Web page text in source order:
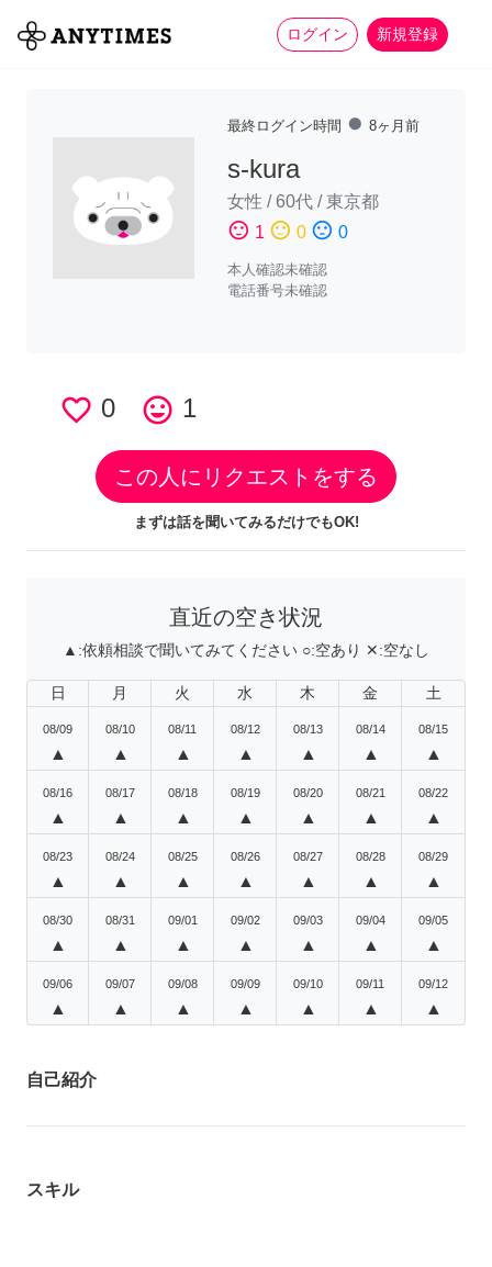
ログイン 新規登録
全て 家事 more_horiz
最終ログイン時間 fiber_manual_record 8ヶ月前
s-kura
女性 /60代 /東京都
sentiment_satisfied 1 sentiment_neutral 0 sentiment_dissatisfied 0
本人確認未確認
電話番号未確認
favorite_border 0 tag_faces 1
この人にリクエストをする
まずは話を聞いてみるだけでもOK!
直近の空き状況
▲:依頼相談で聞いてみてください ○:空あり ✕:空なし
日 月 火 水 木 金 土
08/09
▲
08/10
▲
08/11
▲
08/12
▲
08/13
▲
08/14
▲
08/15
▲
08/16
▲
08/17
▲
08/18
▲
08/19
▲
08/20
▲
08/21
▲
08/22
▲
08/23
▲
08/24
▲
08/25
▲
08/26
▲
08/27
▲
08/28
▲
08/29
▲
08/30
▲
08/31
▲
09/01
▲
09/02
▲
09/03
▲
09/04
▲
09/05
▲
09/06
▲
09/07
▲
09/08
▲
09/09
▲
09/10
▲
09/11
▲
09/12
▲
自己紹介
スキル